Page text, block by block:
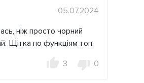
05.07.2024
ніж просто чорний
Щітка по функціям топ.
3 0